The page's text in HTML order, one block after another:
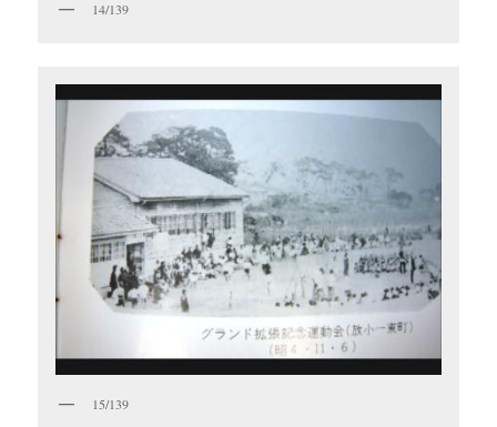
14/139
15/139